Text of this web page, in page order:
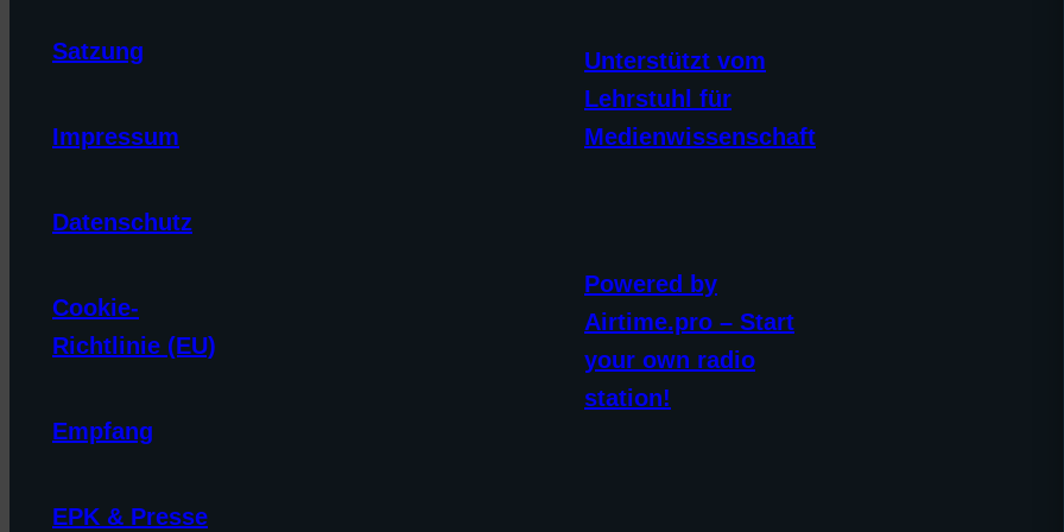
Satzung
Impressum
Datenschutz
Cookie-
Richtlinie (EU)
Empfang
EPK & Presse
Unterstützt vom
Lehrstuhl für
Medienwissenschaft
Powered by
Airtime.pro – Start
your own radio
station!